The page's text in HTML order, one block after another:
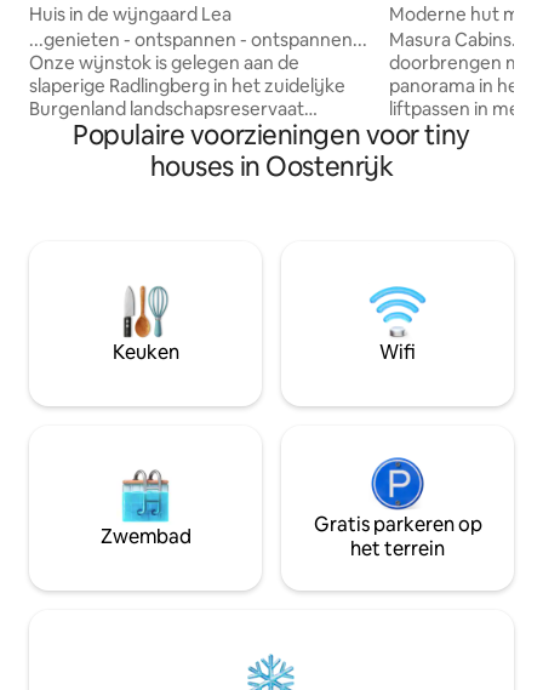
rict
Huis in de wijngaard Lea
...genieten - ontspannen - ontspannen...
Onze wijnstok is gelegen aan de
slaperige Radlingberg in het zuidelijke
Burgenland landschapsreservaat
"Weinidylle". Liefdevol, modern en
duurzaam gerenoveerd in 2018, het
biedt ontspanningszoekers een
buitentrappen), volledig uitgeruste
keuken, airconditioning, tuinhuisje en
houtkachel, kunt u ten volle genieten
van het leven en de natuur.
Moderne hut met
panoramisch
Masura Cabins.
doorbrengen
panorama in het
liftpassen in mei - oktober.
chalets zijn
ambachtslieden
uitzicht op het
mountainbiken,
ontspannen.
skigebied en
Brandnertal
Populaire voorzieningen voor tiny
houses in Oostenrijk
Keuken Wifi
Zwembad
Gratis parkeren op
het terrein